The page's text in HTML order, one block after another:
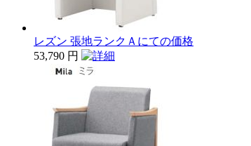
レズン 張地ランクＡにての価格
53,790 円